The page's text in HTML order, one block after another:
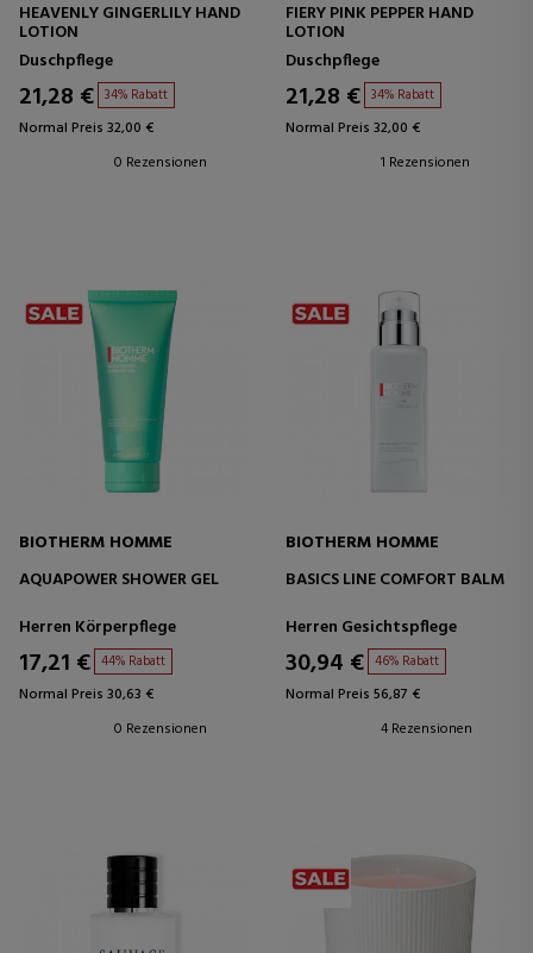
HEAVENLY GINGERLILY HAND
LOTION
Duschpflege
21,28 € 34% Rabatt
Normal Preis 32,00 €
0 Rezensionen
FIERY PINK PEPPER HAND
LOTION
Duschpflege
21,28 € 34% Rabatt
Normal Preis 32,00 €
1 Rezensionen
BIOTHERM HOMME
AQUAPOWER SHOWER GEL
Herren Körperpflege
17,21 € 44% Rabatt
Normal Preis 30,63 €
0 Rezensionen
BIOTHERM HOMME
BASICS LINE COMFORT BALM
Herren Gesichtspflege
30,94 € 46% Rabatt
Normal Preis 56,87 €
4 Rezensionen